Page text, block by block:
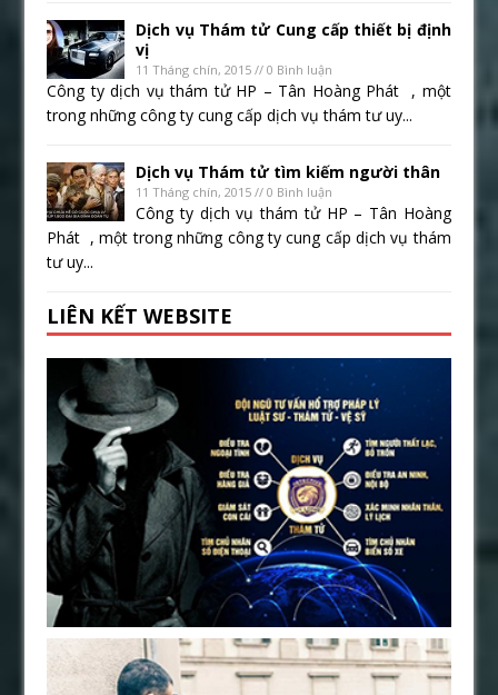
Dịch vụ Thám tử Cung cấp thiết bị định
vị
11 Tháng chín, 2015 // 0 Bình luận
Công ty dịch vụ thám tử HP – Tân Hoàng Phát , một
trong những công ty cung cấp dịch vụ thám tư uy...
Dịch vụ Thám tử tìm kiếm người thân
11 Tháng chín, 2015 // 0 Bình luận
Công ty dịch vụ thám tử HP – Tân Hoàng
Phát , một trong những công ty cung cấp dịch vụ thám
tư uy...
LIÊN KẾT WEBSITE